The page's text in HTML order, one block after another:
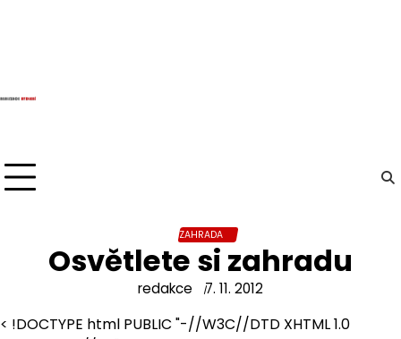
ZAHRADA
Osvětlete si zahradu
redakce 7. 11. 2012
< !DOCTYPE html PUBLIC "-//W3C//DTD XHTML 1.0